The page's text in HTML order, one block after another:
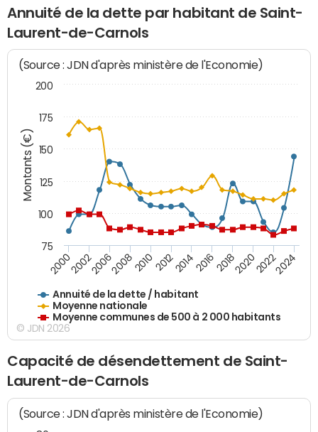
Annuité de la dette par habitant de Saint-
Laurent-de-Carnols
Montants (€)
(Source : JDN d'après ministère de l'Economie)
Annuité de la dette / habitant
Moyenne nationale
Moyenne communes de 500 à 2 000 habitants
200020022006200820102012201420162018202020222024
75
100
125
150
175
200
© JDN 2026
Capacité de désendettement de Saint-
Laurent-de-Carnols
(Source : JDN d'après ministère de l'Economie)